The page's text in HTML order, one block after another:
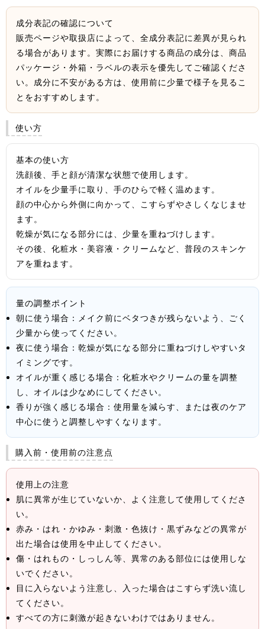
成分表記の確認について
販売ページや取扱店によって、全成分表記に差異が見られ
る場合があります。実際にお届けする商品の成分は、商品
パッケージ・外箱・ラベルの表示を優先してご確認くださ
い。成分に不安がある方は、使用前に少量で様子を見るこ
とをおすすめします。
使い方
基本の使い方
洗顔後、手と顔が清潔な状態で使用します。
オイルを少量手に取り、手のひらで軽く温めます。
顔の中心から外側に向かって、こすらずやさしくなじませ
ます。
乾燥が気になる部分には、少量を重ねづけします。
その後、化粧水・美容液・クリームなど、普段のスキンケ
アを重ねます。
量の調整ポイント
朝に使う場合：メイク前にベタつきが残らないよう、ごく
少量から使ってください。
夜に使う場合：乾燥が気になる部分に重ねづけしやすいタ
イミングです。
オイルが重く感じる場合：化粧水やクリームの量を調整
し、オイルは少なめにしてください。
香りが強く感じる場合：使用量を減らす、または夜のケア
中心に使うと調整しやすくなります。
購入前・使用前の注意点
使用上の注意
肌に異常が生じていないか、よく注意して使用してくださ
い。
赤み・はれ・かゆみ・刺激・色抜け・黒ずみなどの異常が
出た場合は使用を中止してください。
傷・はれもの・しっしん等、異常のある部位には使用しな
いでください。
目に入らないよう注意し、入った場合はこすらず洗い流し
てください。
すべての方に刺激が起きないわけではありません。